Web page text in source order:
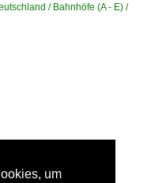
/ Bahnhöfe (A - E) /
um